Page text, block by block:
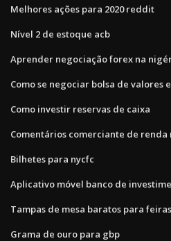
Melhores ações para 2020 reddit
Nível 2 de estoque acb
Aprender negociação forex na
Como se negociar bolsa de valores
Como investir reservas de caixa
Comentários comerciante de renda
Bilhetes para nycfc
Aplicativo móvel banco de
Tampas de mesa baratos para feiras
Grama de ouro para gbp